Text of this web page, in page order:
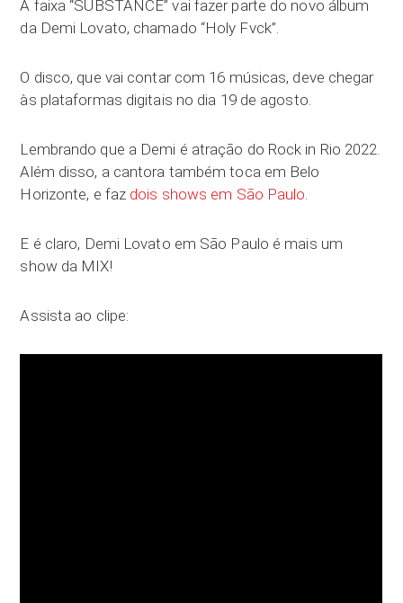
A faixa “SUBSTANCE” vai fazer parte do novo álbum
da Demi Lovato, chamado “Holy Fvck”.
O disco, que vai contar com 16 músicas, deve chegar
às plataformas digitais no dia 19 de agosto.
Lembrando que a Demi é atração do Rock in Rio 2022.
Além disso, a cantora também toca em Belo
Horizonte, e faz dois shows em São Paulo.
E é claro, Demi Lovato em São Paulo é mais um
show da MIX!
Assista ao clipe: